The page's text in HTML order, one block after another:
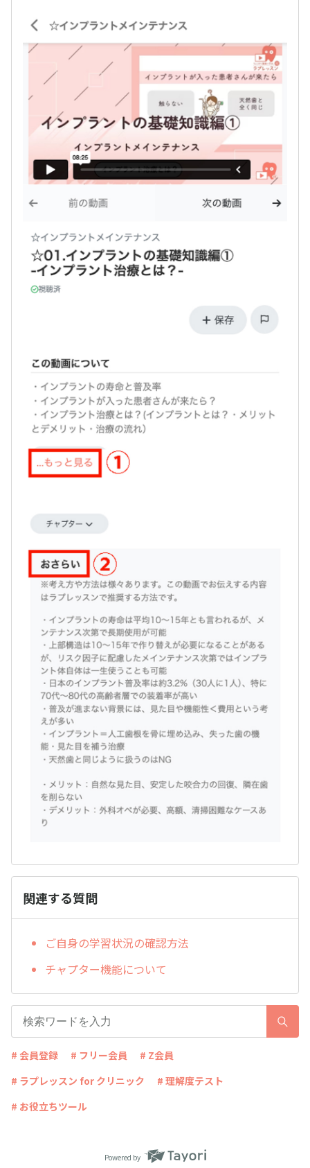
関連する質問
ご自身の学習状況の確認方法
チャプター機能について
# 会員登録 # フリー会員
# Z会員
# ラプレッスン for クリニック
# 理解度テスト
# お役立ちツール
Powered by